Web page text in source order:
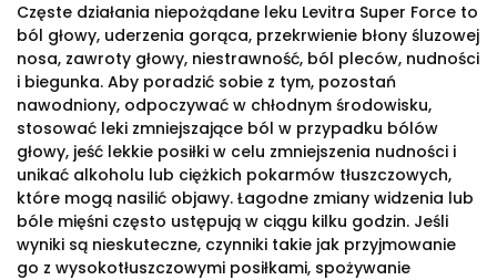
Częste działania niepożądane leku Levitra Super Force to
ból głowy, uderzenia gorąca, przekrwienie błony śluzowej
nosa, zawroty głowy, niestrawność, ból pleców, nudności
i biegunka. Aby poradzić sobie z tym, pozostań
nawodniony, odpoczywać w chłodnym środowisku,
stosować leki zmniejszające ból w przypadku bólów
głowy, jeść lekkie posiłki w celu zmniejszenia nudności i
unikać alkoholu lub ciężkich pokarmów tłuszczowych,
które mogą nasilić objawy. Łagodne zmiany widzenia lub
bóle mięśni często ustępują w ciągu kilku godzin. Jeśli
wyniki są nieskuteczne, czynniki takie jak przyjmowanie
go z wysokotłuszczowymi posiłkami, spożywanie